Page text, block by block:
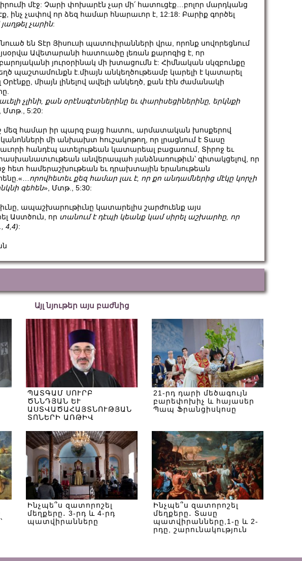
մէջ: Չարի փոխարէն չար մի՛ հատուցէք…բոլոր մարդկանց
ինչ չափով որ ձեզ համար հնարաւոր է, 12:18: Բարիք գործել
յաղթել չարին:
են Տէր Յիսուսի պատուիրանների վրա, որոնք սովորեցնում
Ավետարանի հատուածը լեռան քարոզից է, որ
յուրօրինակ մի խտացումն է: Հիմնական սկզբունքը
պաշտամունքն է.միայն անկեղծութեամբ կարելի է կատարել
Օրէնքը, միայն լինելով ավելի անկեղծ, քան էին ժամանակի
աւելի չլինի քան օրէնսգէտներինը եւ փարիսեցիներինը երկնքի
Մտթ., 5:20:
մեզ համար իր պարզ բայց հատու, արմատական խոսքերով
մի անխախտ հուշակոթող, որ լրացնում է Տասը
հանդէպ ատելութեան կատարեալ բացառում, Տիրոջ եւ
անվերապահ յանձնառութիւն՝ գիտակցելով, որ
հետ համերաշխութեան եւ դրախտային երանութեան
որովհետեւ քեզ համար լաւ է, որ քո անդամներից մէկը կորչի
գեհեն», Մտթ., 5:30:
ապաշխարութիւնը կատարելիս շարժուենք այս
Աստծուն, որ տանում է դէպի կեանք կամ սիրել աշխարհը, որ
., 4,4):
Այլ նյութեր այս բաժնից
ՊԱՏԳԱՄ ՍՈՒՐԲ
ԾՆՆԴՅԱՆ ԵՒ
ԱՍՏՎԱԾԱՀԱՅՏՆՈՒԹՅԱՆ
ՏՈՆԵՐԻ ԱՌԹԻՎ
21-րդ դարի մեծագույն
բարեփոխիչ և հայասեր
Պապ Ֆրանցիսկոսը
Ինչպե՞ս զատորոշել
մեղքերը․ 3-րդ և 4-րդ
պատվիրանները
Ինչպե՞ս զատորոշել
մեղքերը․ Տասը
պատվիրանները,1-ը և 2-
րդը, շարունակություն